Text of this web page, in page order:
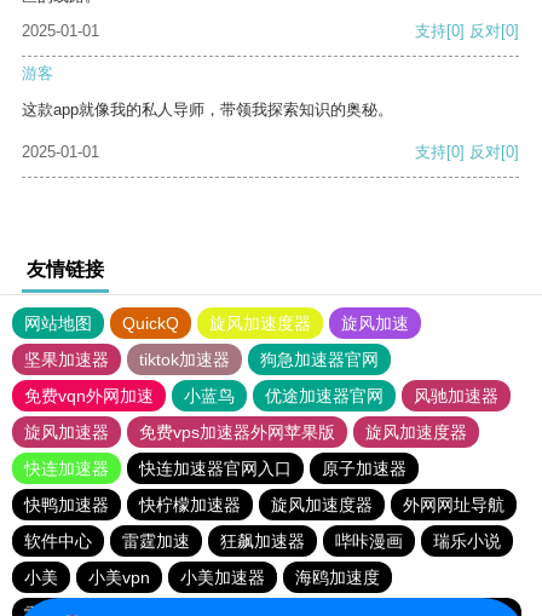
2025-01-01
支持[0] 反对[0]
游客
这款app就像我的私人导师，带领我探索知识的奥秘。
2025-01-01 支持[0] 反对[0]
友情链接
网站地图 QuickQ 旋风加速度器
旋风加速
坚果加速器
tiktok加速器
狗急加速器官网
免费vqn外网加速
小蓝鸟 优途加速器官网
风驰加速器
旋风加速器
免费vps加速器外网苹果版
旋风加速度器
快连加速器
快连加速器官网入口
原子加速器
快鸭加速器
快柠檬加速器 旋风加速度器
外网网址导航
软件中心
雷霆加速 狂飙加速器 哔咔漫画
瑞乐小说
小美
小美vpn 小美加速器
海鸥加速度